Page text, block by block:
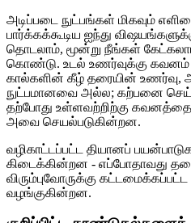
அடிப்படை நுட்பங்கள் மிகவும்
பார்க்கக்கூடிய ஐந்து
தொடலாம், மூன்று நீங்கள்
கொண்டு. உடல் உணர்வுக்கு கவனம்
கால்களின் கீழ் தரையின்
நுட்பமானவை அல்ல; கற்பனை
தற்போது உள்ளவற்றிற்கு கவனத்தை
அவை செயல்படுகின்றன.
வழிகாட்டப்பட்ட தியானப்
கிடைக்கின்றன - எப்போதாவது
விரும்புவோருக்கு
வழங்குகின்றன.